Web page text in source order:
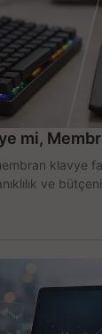
mi,
klavye
ve